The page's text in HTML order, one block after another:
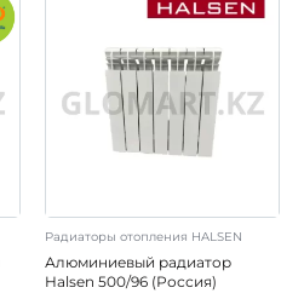
Радиаторы отопления HALSEN
Алюминиевый радиатор
Halsen 500/96 (Россия)